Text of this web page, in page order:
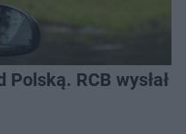
Polską. RCB